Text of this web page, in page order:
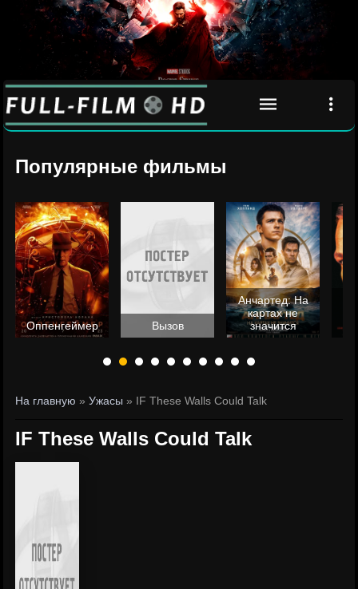
Популярные фильмы
Оппенгеймер Вызов
Анчартед: На
картах не
значится
На главную »Ужасы » IF These Walls Could Talk
IF These Walls Could Talk